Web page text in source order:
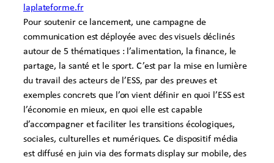
laplateforme.fr
Pour soutenir ce lancement, une campagne de
communication est déployée avec des visuels déclinés
autour de 5 thématiques : l’alimentation, la finance, le
partage, la santé et le sport. C’est par la mise en lumière
du travail des acteurs de l’ESS, par des preuves et
exemples concrets que l’on vient définir en quoi l’ESS est
l’économie en mieux, en quoi elle est capable
d’accompagner et faciliter les transitions écologiques,
sociales, culturelles et numériques. Ce dispositif média
est diffusé en juin via des formats display sur mobile, des